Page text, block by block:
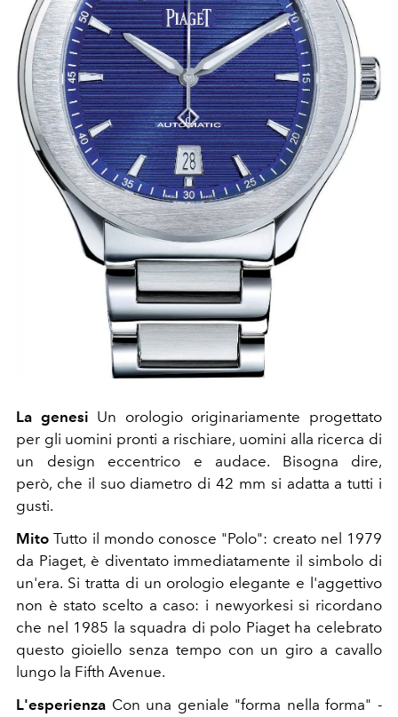
La genesi Un orologio originariamente progettato
per gli uomini pronti a rischiare, uomini alla ricerca di
un design eccentrico e audace. Bisogna dire,
però, che il suo diametro di 42 mm si adatta a tutti i
gusti.
Mito Tutto il mondo conosce "Polo": creato nel 1979
da Piaget, è diventato immediatamente il simbolo di
un'era. Si tratta di un orologio elegante e l'aggettivo
non è stato scelto a caso: i newyorkesi si ricordano
che nel 1985 la squadra di polo Piaget ha celebrato
questo gioiello senza tempo con un giro a cavallo
lungo la Fifth Avenue.
L'esperienza Con una geniale "forma nella forma" -